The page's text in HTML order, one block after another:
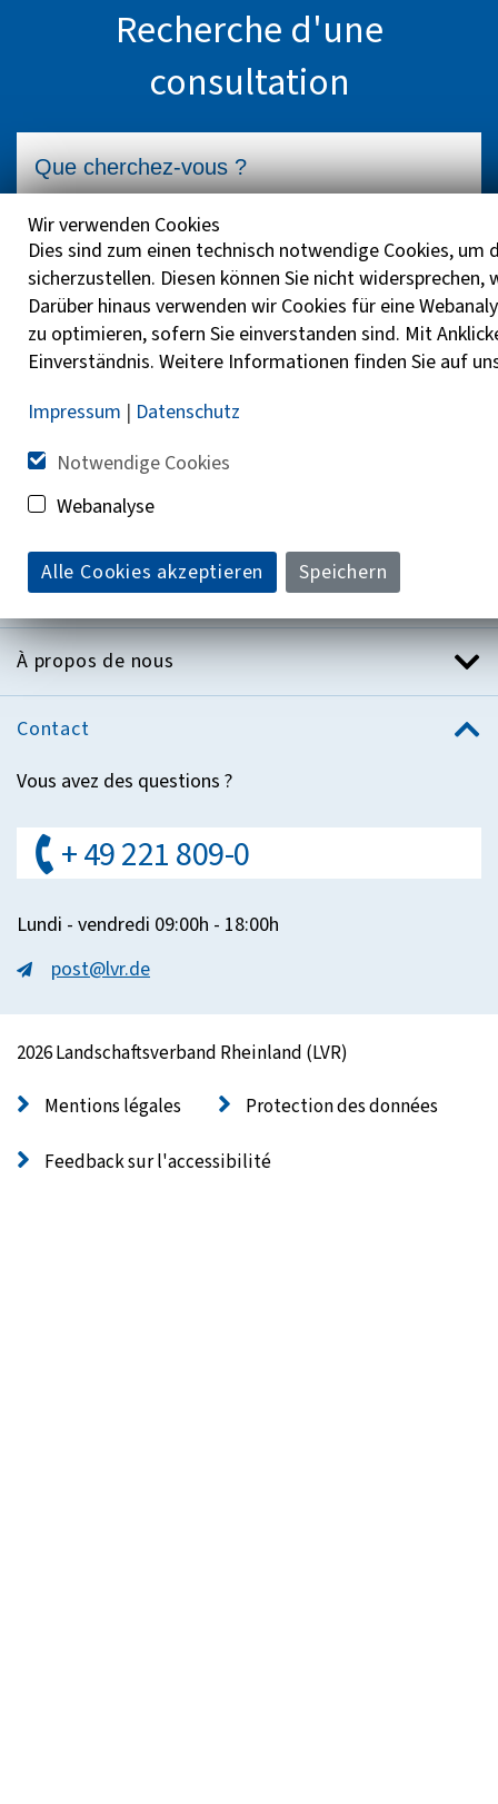
Recherche d'une
consultation
Déterminer ma position
Rechercher
Informations complémentaires
Aide pour la boussole de conseil LVR
À propos de nous
Contact
Vous avez des questions ?
+ 49 221 809-0
Lundi - vendredi 09:00h - 18:00h
post@lvr.de
2026 Landschaftsverband Rheinland (LVR)
Mentions légales Protection des données
Feedback sur l'accessibilité
Wir verwenden Cookies
Dies sind zum einen technisch notwendige Cookies,
sicherzustellen. Diesen können Sie nicht widersprechen,
Darüber hinaus verwenden wir Cookies für eine
zu optimieren, sofern Sie einverstanden sind. Mit
Einverständnis. Weitere Informationen finden Sie auf
Impressum | Datenschutz
Notwendige Cookies
Webanalyse
Alle Cookies akzeptieren Speichern